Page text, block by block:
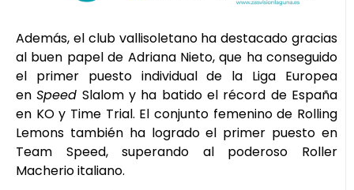
Además, el club vallisoletano ha destacado gracias
al buen papel de Adriana Nieto, que ha conseguido
el primer puesto individual de la Liga Europea
enSpeed Slalom y ha batido el récord de España
en KO y Time Trial. El conjunto femenino de Rolling
Lemons también ha logrado el primer puesto en
Team Speed, superando al poderoso Roller
Macherio italiano.